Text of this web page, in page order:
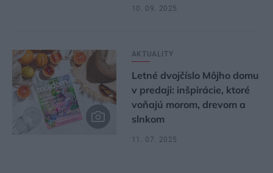
10. 09. 2025
AKTUALITY
Letné dvojčíslo Môjho domu
v predaji: inšpirácie, ktoré
voňajú morom, drevom a
slnkom
11. 07. 2025